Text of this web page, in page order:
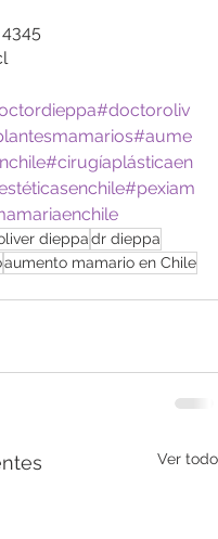
#doctoroliv
#aume
#cirugíaplásticaen
#pexiam
dieppadr dieppa
aumento mamario en Chile
Ver todo